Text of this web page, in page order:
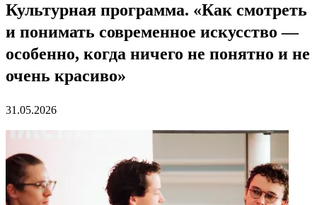
Культурная программа. «Как смотреть
и понимать современное искусство —
особенно, когда ничего не понятно и не
очень красиво»
31.05.2026